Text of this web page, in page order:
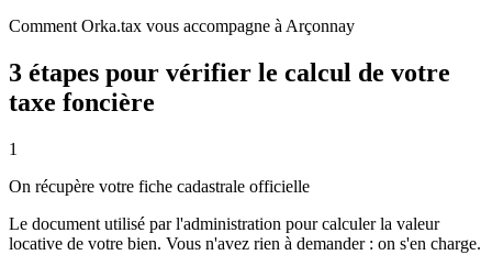
Comment Orka.tax vous accompagne à Arçonnay
3 étapes pour vérifier le calcul de votre
taxe foncière
1
On récupère votre fiche cadastrale officielle
Le document utilisé par l'administration pour calculer la valeur
locative de votre bien. Vous n'avez rien à demander : on s'en charge.